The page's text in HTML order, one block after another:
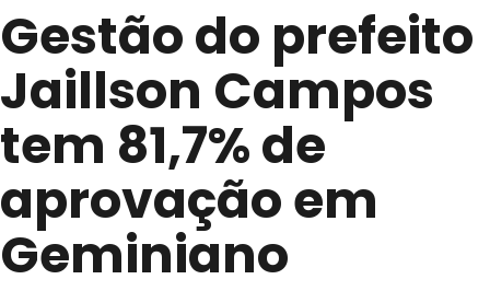
Gestão do prefeito
Jaillson Campos
tem 81,7% de
aprovação em
Geminiano